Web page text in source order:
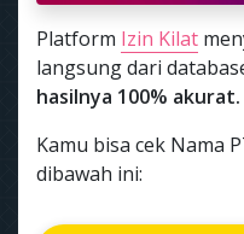
Platform Izin Kilat
langsung dari
hasilnya 100% akurat.
Kamu bisa cek Nama
dibawah ini: